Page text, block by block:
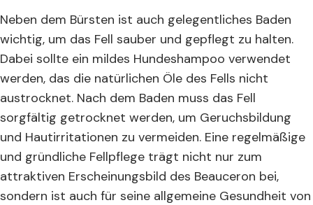
Neben dem Bürsten ist auch gelegentliches Baden
wichtig, um das Fell sauber und gepflegt zu halten.
Dabei sollte ein mildes Hundeshampoo verwendet
werden, das die natürlichen Öle des Fells nicht
austrocknet. Nach dem Baden muss das Fell
sorgfältig getrocknet werden, um Geruchsbildung
und Hautirritationen zu vermeiden. Eine regelmäßige
und gründliche Fellpflege trägt nicht nur zum
attraktiven Erscheinungsbild des Beauceron bei,
sondern ist auch für seine allgemeine Gesundheit von